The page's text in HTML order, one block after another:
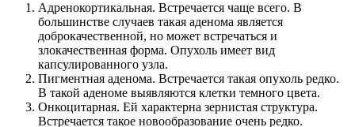
Адренокортикальная. Встречается чаще всего. В
большинстве случаев такая аденома является
доброкачественной, но может встречаться и
злокачественная форма. Опухоль имеет вид
капсулированного узла.
Пигментная аденома. Встречается такая опухоль редко.
В такой аденоме выявляются клетки темного цвета.
Онкоцитарная. Ей характерна зернистая структура.
Встречается такое новообразование очень редко.